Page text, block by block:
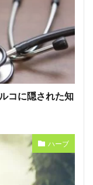
コに隠された知
ハーブ